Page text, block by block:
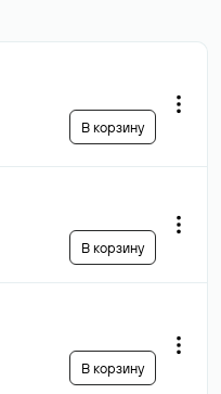
В корзину
В корзину
В корзину